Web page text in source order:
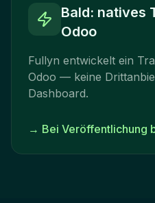
Bald: natives
Odoo
Fullyn entwickelt ein
Odoo — keine
Dashboard.
→ Bei Veröffentlichung